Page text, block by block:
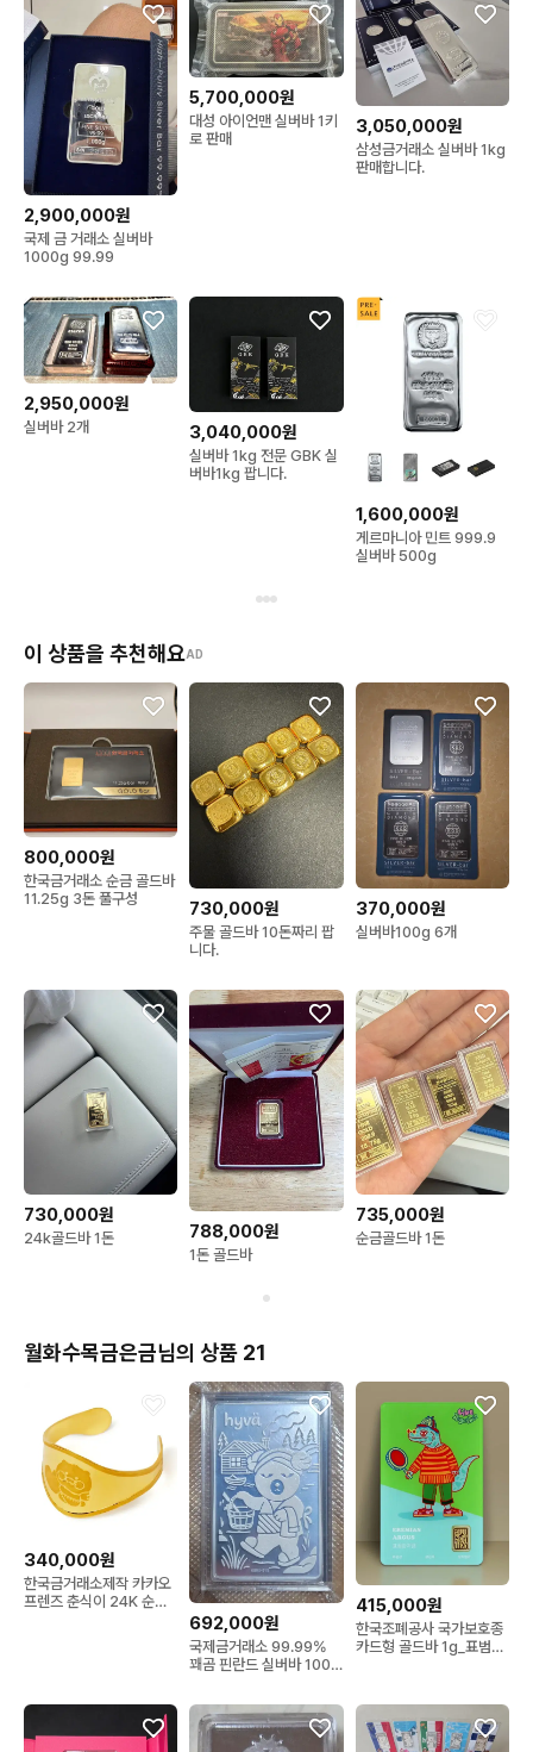
2,900,000원
국제 금 거래소 실버바
1000g 99.99
5,700,000원
대성 아이언맨 실버바 1키
로 판매
3,050,000원
삼성금거래소 실버바 1kg
판매합니다.
2,950,000원
실버바 2개 3,040,000원
실버바 1kg 전문 GBK 실
버바1kg 팝니다.
1,600,000원
게르마니아 민트 999.9
실버바 500g
이 상품을 추천해요AD
800,000원
한국금거래소 순금 골드바
11.25g 3돈 풀구성
730,000원
주물 골드바 10돈짜리 팝
니다.
370,000원
실버바100g 6개
730,000원
24k골드바 1돈 788,000원
1돈 골드바
735,000원
순금골드바 1돈
월화수목금은금님의 상품 21
340,000원
한국금거래소제작 카카오
프렌즈 춘식이 24K 순금
692,000원
국제금거래소 99.99%
꽤곰 핀란드 실버바 100g
415,000원
한국조폐공사 국가보호종
카드형 골드바 1g_표범장